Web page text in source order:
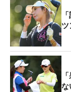
ツ
な